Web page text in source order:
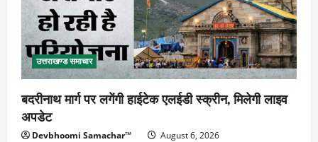
उत्तराखण्ड समाचार
बदरीनाथ मार्ग पर लगेंगी हाईटेक एलईडी स्क्रीन, मिलेगी लाइव
अपडेट
Devbhoomi Samachar™ August 6, 2026